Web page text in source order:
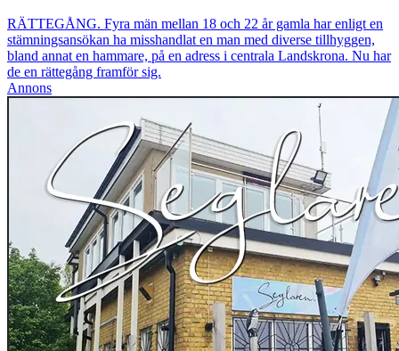
RÄTTEGÅNG. Fyra män mellan 18 och 22 år gamla har enligt en
stämningsansökan ha misshandlat en man med diverse tillhyggen,
bland annat en hammare, på en adress i centrala Landskrona. Nu har
de en rättegång framför sig.
Annons